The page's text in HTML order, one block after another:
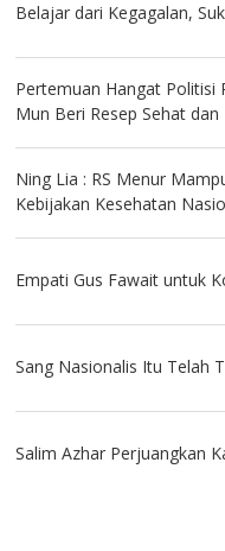
Belajar dari Kegagalan,
Pertemuan Hangat Politisi
Mun Beri Resep Sehat
Ning Lia : RS Menur
Kebijakan Kesehatan
Empati Gus Fawait untuk
Sang Nasionalis Itu Telah
Salim Azhar Perjuangkan